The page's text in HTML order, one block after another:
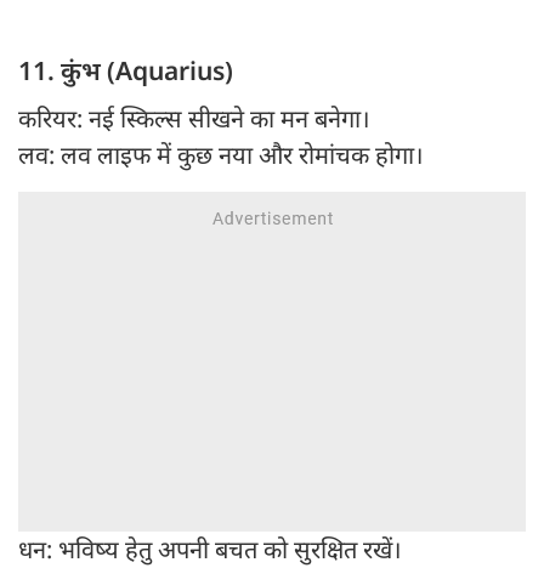
11. कुंभ (Aquarius)
करियर: नई स्किल्स सीखने का मन बनेगा।
लव: लव लाइफ में कुछ नया और रोमांचक होगा।
धन: भविष्य हेतु अपनी बचत को सुरक्षित रखें।